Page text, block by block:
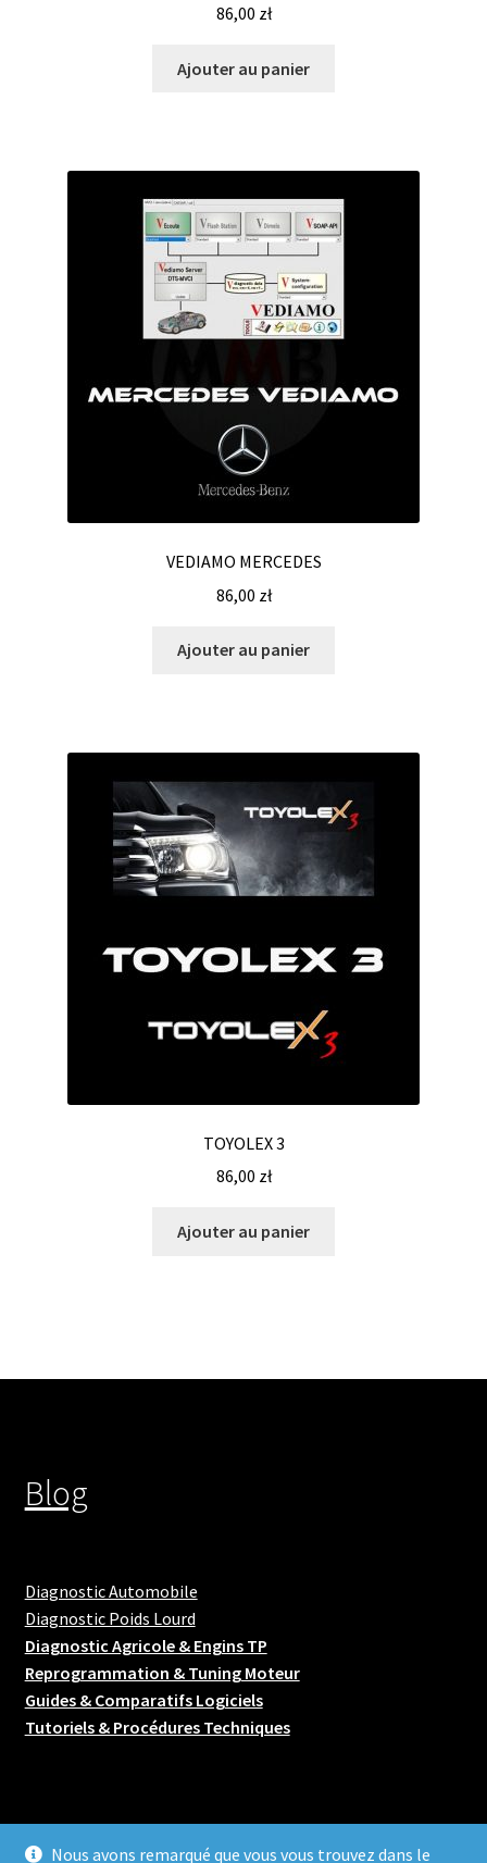
86,00 zł
Ajouter au panier
VEDIAMO MERCEDES
86,00 zł
Ajouter au panier
TOYOLEX 3
86,00 zł
Ajouter au panier
Blog
Diagnostic Automobile
Diagnostic Poids Lourd
Diagnostic Agricole & Engins TP
Reprogrammation & Tuning Moteur
Guides & Comparatifs Logiciels
Tutoriels & Procédures Techniques
Nous avons remarqué que vous vous trouvez dans le